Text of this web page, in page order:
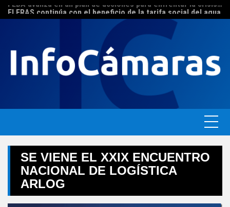
Skip
to
El ERAS continúa con el beneficio de la tarifa social del agua
SE VIENE EL XXIX ENCUENTRO
NACIONAL DE LOGÍSTICA
ARLOG